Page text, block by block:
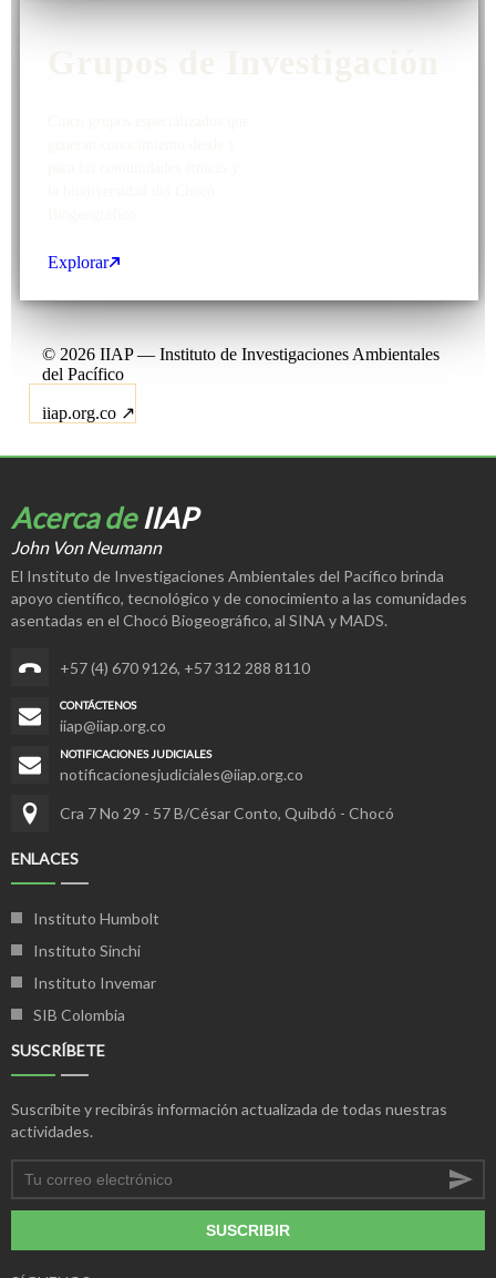
Acerca deIIAP
John Von Neumann
El Instituto de Investigaciones Ambientales del Pacífico brinda
apoyo científico, tecnológico y de conocimiento a las comunidades
asentadas en el Chocó Biogeográfico, al SINA y MADS.
+57 (4) 670 9126, +57 312 288 8110
CONTÁCTENOS
iiap@iiap.org.co
NOTIFICACIONES JUDICIALES
notificacionesjudiciales@iiap.org.co
Cra 7 No 29 - 57 B/César Conto, Quibdó - Chocó
ENLACES
Instituto Humbolt
Instituto Sinchi
Instituto Invemar
SIB Colombia
SUSCRÍBETE
Suscríbite y recibirás información actualizada de todas nuestras
actividades.
SUSCRIBIR